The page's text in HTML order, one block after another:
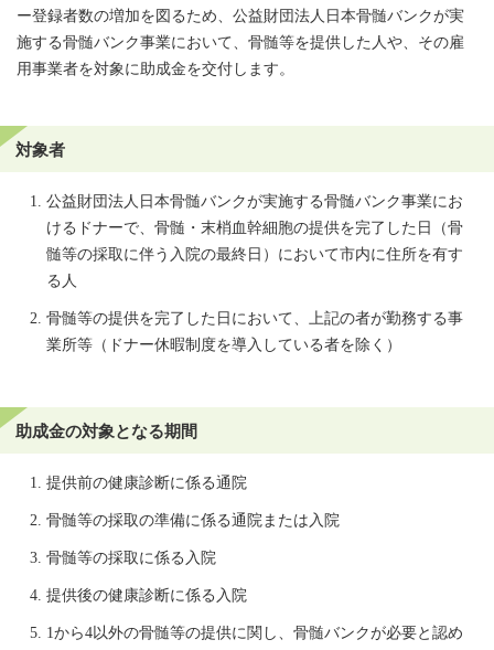
ー登録者数の増加を図るため、公益財団法人日本骨髄バンクが実
施する骨髄バンク事業において、骨髄等を提供した人や、その雇
用事業者を対象に助成金を交付します。
対象者
公益財団法人日本骨髄バンクが実施する骨髄バンク事業にお
けるドナーで、骨髄・末梢血幹細胞の提供を完了した日（骨
髄等の採取に伴う入院の最終日）において市内に住所を有す
る人
骨髄等の提供を完了した日において、上記の者が勤務する事
業所等（ドナー休暇制度を導入している者を除く）
助成金の対象となる期間
提供前の健康診断に係る通院
骨髄等の採取の準備に係る通院または入院
骨髄等の採取に係る入院
提供後の健康診断に係る入院
1から4以外の骨髄等の提供に関し、骨髄バンクが必要と認め